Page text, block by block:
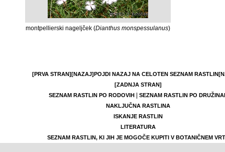
montpellierski nageljček (Dianthus monspessulanus)
[PRVA STRAN][NAZAJ]POJDI NAZAJ NA CELOTEN SEZNAM RASTLIN
[ZADNJA STRAN]
SEZNAM RASTLIN PO RODOVIH|
SEZNAM RASTLIN PO
NAKLJUČNA RASTLINA
ISKANJE RASTLIN
LITERATURA
SEZNAM RASTLIN, KI JIH JE MOGOČE KUPITI V BOTANIČNEM